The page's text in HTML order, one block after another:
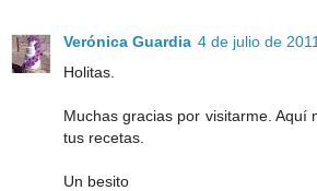
Verónica Guardia 4 de julio de
Holitas.
Muchas gracias por visitarme. Aquí
tus recetas.
Un besito